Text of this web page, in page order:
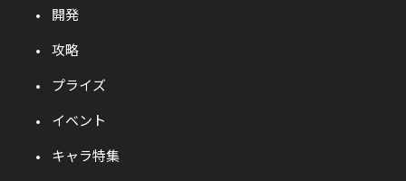
開発
攻略
プライズ
イベント
キャラ特集